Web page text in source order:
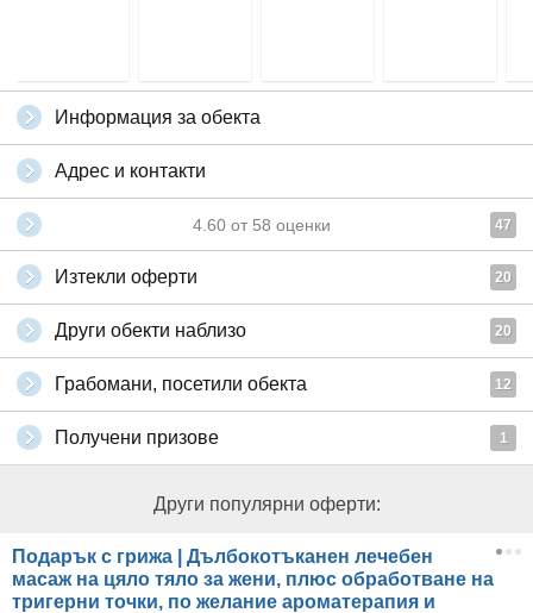
Информация за обекта
Адрес и контакти
4.60 от 58 оценки 47
Изтекли оферти 20
Други обекти наблизо 20
Грабомани, посетили обекта 12
Получени призове 1
Други популярни оферти:
Подарък с грижа | Дълбокотъканен лечебен
масаж на цяло тяло за жени, плюс обработване на
тригерни точки, по желание ароматерапия и